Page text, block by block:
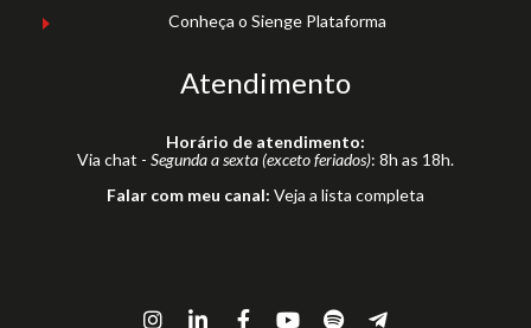
Conheça o Sienge Plataforma
Atendimento
Horário de atendimento:
Via chat - Segunda a sexta (exceto feriados): 8h as 18h.
Falar com meu canal: Veja a lista completa